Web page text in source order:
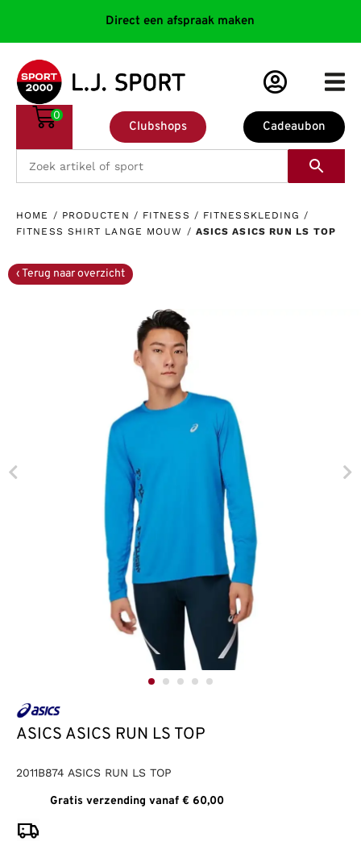
Direct een afspraak maken
Cadeaubon
Clubshops
0
HOME / PRODUCTEN / FITNESS / FITNESSKLEDING /
FITNESS SHIRT LANGE MOUW / ASICS ASICS RUN LS TOP
ASICS ASICS RUN LS TOP
2011B874 ASICS RUN LS TOP
Gratis verzending vanaf € 60,00